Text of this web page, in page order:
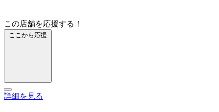
この店舗を応援する！
ここから応援
詳細を見る